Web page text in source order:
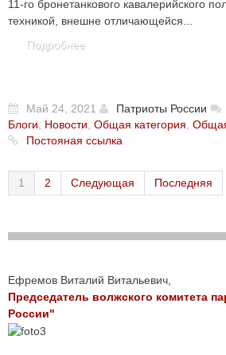
11-го бронетанкового кавалерийского
техникой, внешне отличающейся...
Подробнее
Май 24, 2021 Патриоты России
Блоги
Новости Общая категория
Постояная ссылка
1 2 Следующая Последняя
Ефремов Виталий Витальевич,
Председатель волжского комитета
России"